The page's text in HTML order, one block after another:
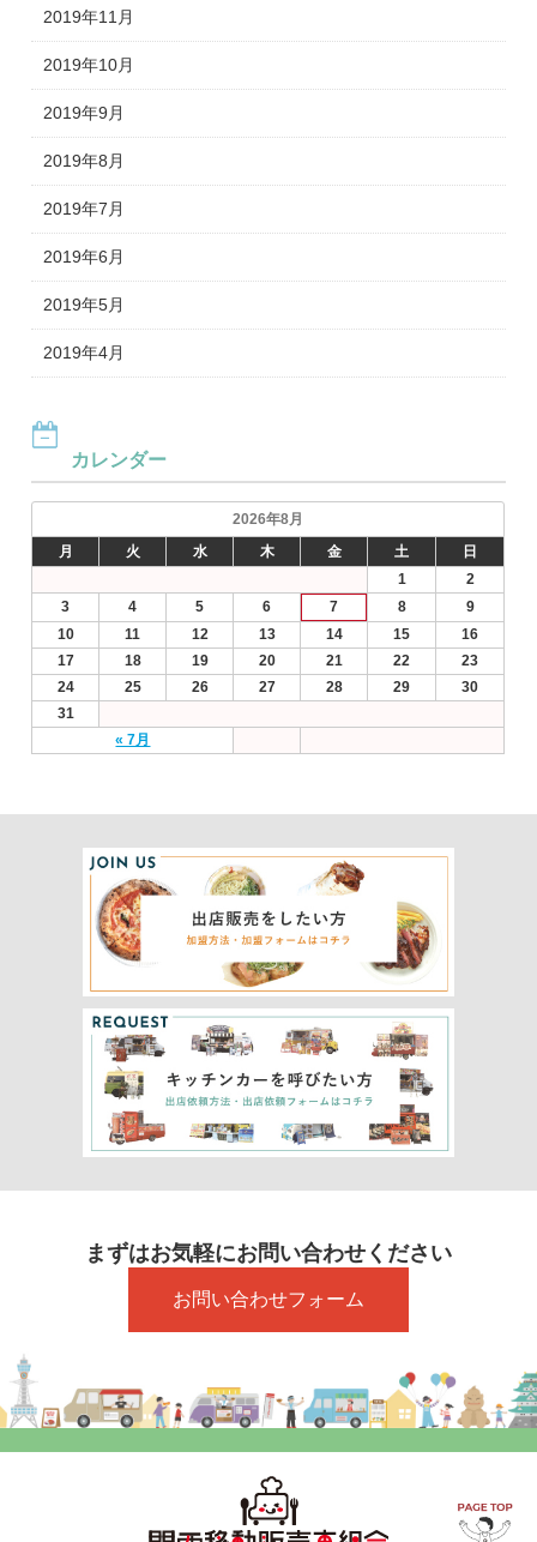
2019年11月
2019年10月
2019年9月
2019年8月
2019年7月
2019年6月
2019年5月
2019年4月
カレンダー
2026年8月
月
火 水 木 金 土 日
« 7月
1
2
3
4 5 6 7 8
9
10
11 12 13 14 15
16
17
18 19 20 21 22
23
24
25 26 27 28 29
30
31
まずはお気軽にお問い合わせください
お問い合わせフォーム